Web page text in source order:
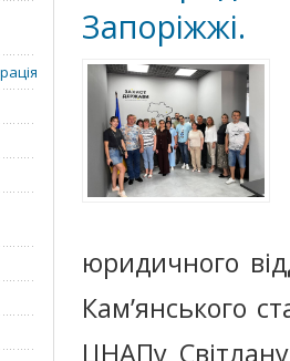
Запоріжжі.
юридичного
Кам’янського
ЦНАПу